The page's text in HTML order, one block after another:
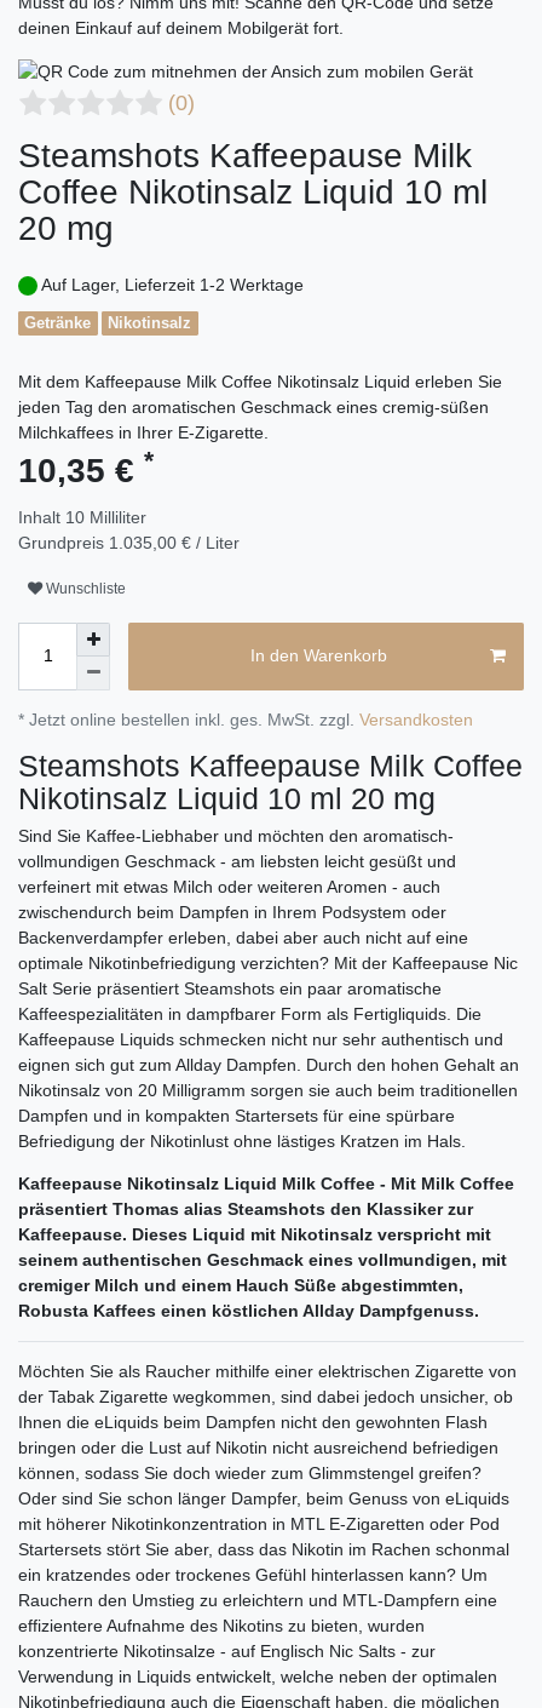
deinen Einkauf auf deinem Mobilgerät fort.
(0)
Steamshots Kaffeepause Milk
Coffee Nikotinsalz Liquid 10 ml
20 mg
Auf Lager, Lieferzeit 1-2 Werktage
Getränke Nikotinsalz
Mit dem Kaffeepause Milk Coffee Nikotinsalz Liquid erleben Sie
jeden Tag den aromatischen Geschmack eines cremig-süßen
Milchkaffees in Ihrer E-Zigarette.
10,35 € *
Inhalt 10 Milliliter
Grundpreis 1.035,00 € / Liter
Wunschliste
In den Warenkorb
* Jetzt online bestellen inkl. ges. MwSt. zzgl. Versandkosten
Steamshots Kaffeepause Milk Coffee
Nikotinsalz Liquid 10 ml 20 mg
Sind Sie Kaffee-Liebhaber und möchten den aromatisch-
vollmundigen Geschmack - am liebsten leicht gesüßt und
verfeinert mit etwas Milch oder weiteren Aromen - auch
zwischendurch beim Dampfen in Ihrem Podsystem oder
Backenverdampfer erleben, dabei aber auch nicht auf eine
optimale Nikotinbefriedigung verzichten? Mit der Kaffeepause Nic
Salt Serie präsentiert Steamshots ein paar aromatische
Kaffeespezialitäten in dampfbarer Form als Fertigliquids. Die
Kaffeepause Liquids schmecken nicht nur sehr authentisch und
eignen sich gut zum Allday Dampfen. Durch den hohen Gehalt an
Nikotinsalz von 20 Milligramm sorgen sie auch beim traditionellen
Dampfen und in kompakten Startersets für eine spürbare
Befriedigung der Nikotinlust ohne lästiges Kratzen im Hals.
Kaffeepause Nikotinsalz Liquid Milk Coffee - Mit Milk Coffee
präsentiert Thomas alias Steamshots den Klassiker zur
Kaffeepause. Dieses Liquid mit Nikotinsalz verspricht mit
seinem authentischen Geschmack eines vollmundigen, mit
cremiger Milch und einem Hauch Süße abgestimmten,
Robusta Kaffees einen köstlichen Allday Dampfgenuss.
Möchten Sie als Raucher mithilfe einer elektrischen Zigarette von
der Tabak Zigarette wegkommen, sind dabei jedoch unsicher, ob
Ihnen die eLiquids beim Dampfen nicht den gewohnten Flash
bringen oder die Lust auf Nikotin nicht ausreichend befriedigen
können, sodass Sie doch wieder zum Glimmstengel greifen?
Oder sind Sie schon länger Dampfer, beim Genuss von eLiquids
mit höherer Nikotinkonzentration in MTL E-Zigaretten oder Pod
Startersets stört Sie aber, dass das Nikotin im Rachen schonmal
ein kratzendes oder trockenes Gefühl hinterlassen kann? Um
Rauchern den Umstieg zu erleichtern und MTL-Dampfern eine
effizientere Aufnahme des Nikotins zu bieten, wurden
konzentrierte Nikotinsalze - auf Englisch Nic Salts - zur
Verwendung in Liquids entwickelt, welche neben der optimalen
Nikotinbefriedigung auch die Eigenschaft haben, die möglichen